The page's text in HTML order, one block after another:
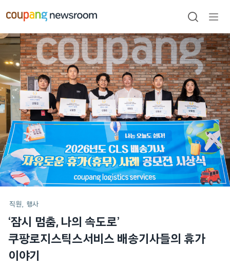
건너뛰기
검색
열기
메인
포스트
직원 행사
‘잠시 멈춤, 나의 속도로’
쿠팡로지스틱스서비스 배송기사들의 휴가
이야기